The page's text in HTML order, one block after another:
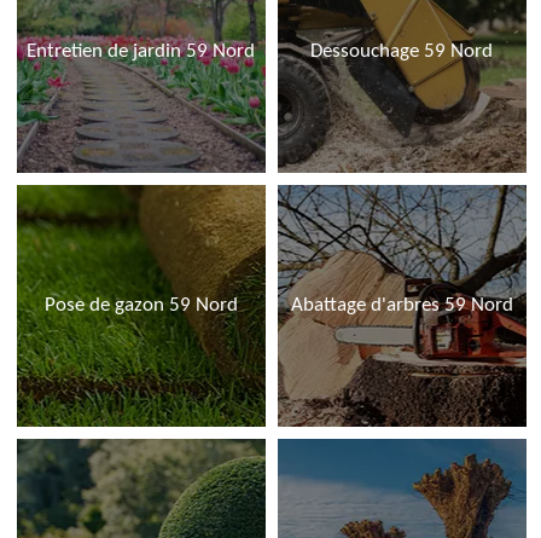
Entretien de jardin 59 Nord Dessouchage 59 Nord
Pose de gazon 59 Nord Abattage d'arbres 59 Nord